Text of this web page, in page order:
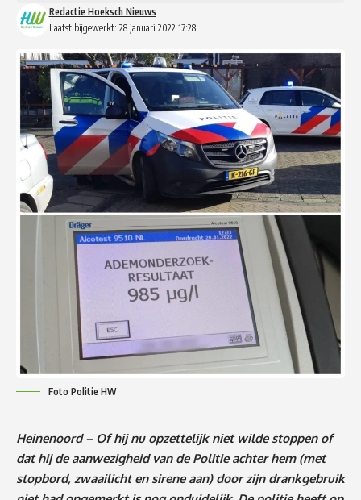
Laatst bijgewerkt: 28 januari 2022 17:28
Redactie Hoeksch Nieuws
Foto Politie HW
Heinenoord – Of hij nu opzettelijk niet wilde stoppen of
dat hij de aanwezigheid van de Politie achter hem (met
stopbord, zwaailicht en sirene aan) door zijn drankgebruik